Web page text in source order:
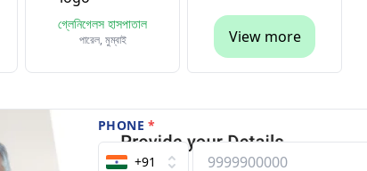
গ্লেনিগেলস হাসপাতাল
পারেল, মুম্বাই View more
PHONE*
+91